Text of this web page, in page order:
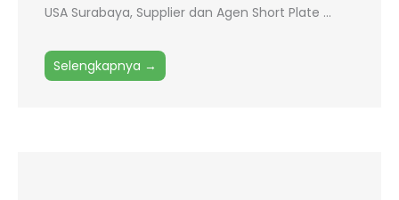
USA Surabaya, Supplier dan Agen Short Plate ...
Selengkapnya →